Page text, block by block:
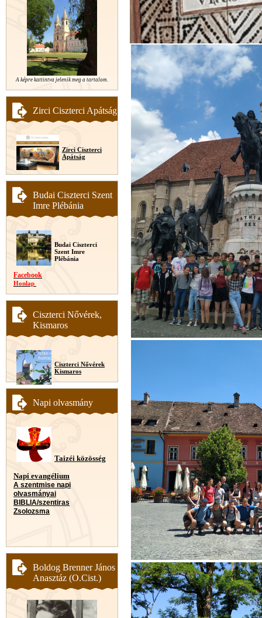
A képre kattintva jelenik meg a tartalom.
Zirci Ciszterci Apátság
Zirci Ciszterci
Apátság
Budai Ciszterci Szent
Imre Plébánia
Budai Ciszterci
Szent Imre
Plébánia
Facebook
Honlap
Ciszterci Nővérek,
Kismaros
Ciszterci Nővérek
Kismaros
Napi olvasmány
Taizéi közösség
Napi evangélium
A szentmise napi
olvasmányai
BIBLIA/szentiras
Zsolozsma
Boldog Brenner János
Anasztáz (O.Cist.)